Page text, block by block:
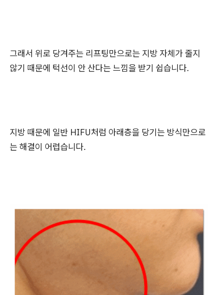
그래서 위로 당겨주는 리프팅만으로는 지방 자체가 줄지
않기 때문에 턱선이 안 산다는 느낌을 받기 쉽습니다.
지방 때문에 일반 HIFU처럼 아래층을 당기는 방식만으로
는 해결이 어렵습니다.